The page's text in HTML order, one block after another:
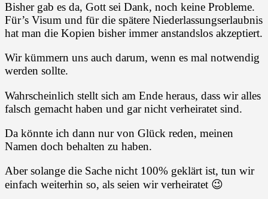
Bisher gab es da, Gott sei Dank, noch keine Probleme.
Für’s Visum und für die spätere Niederlassungserlaubnis
hat man die Kopien bisher immer anstandslos akzeptiert.
Wir kümmern uns auch darum, wenn es mal notwendig
werden sollte.
Wahrscheinlich stellt sich am Ende heraus, dass wir alles
falsch gemacht haben und gar nicht verheiratet sind.
Da könnte ich dann nur von Glück reden, meinen
Namen doch behalten zu haben.
Aber solange die Sache nicht 100% geklärt ist, tun wir
einfach weiterhin so, als seien wir verheiratet 😉